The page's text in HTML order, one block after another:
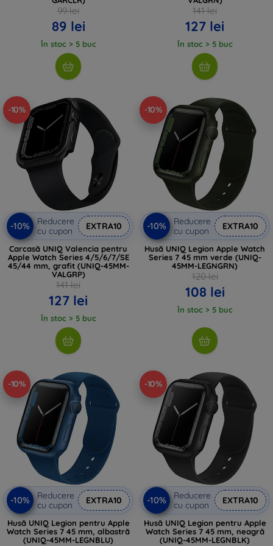
99 lei
89 lei
În stoc > 5 buc
141 lei
127 lei
În stoc > 5 buc
-10%
-10%
Reducere
cu cupon
EXTRA10
Carcasă UNIQ Valencia pentru
Apple Watch Series 4/5/6/7/SE
45/44 mm, grafit (UNIQ-45MM-
VALGRP)
141 lei
127 lei
În stoc > 5 buc
-10%
-10%
Reducere
cu cupon
EXTRA10
Husă UNIQ Legion Apple Watch
Series 7 45 mm verde (UNIQ-
45MM-LEGNGRN)
120 lei
108 lei
În stoc > 5 buc
-10%
-10%
Reducere
cu cupon
EXTRA10
Husă UNIQ Legion pentru Apple
Watch Series 7 45 mm, albastră
(UNIQ-45MM-LEGNBLU)
-10%
-10%
Reducere
cu cupon
EXTRA10
Husă UNIQ Legion pentru Apple
Watch Series 7 45 mm, neagră
(UNIQ-45MM-LEGNBLK)